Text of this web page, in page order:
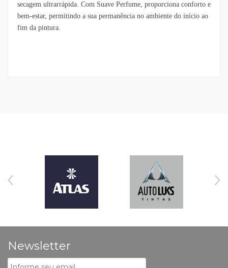
secagem ultrarrápida. Com Suave Perfume, proporciona conforto e
bem-estar, permitindo a sua permanência no ambiente do início ao
fim da pintura.
Newsletter